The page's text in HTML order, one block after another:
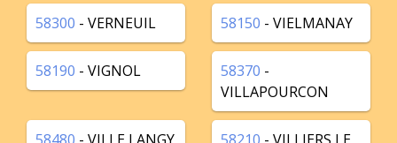
58300 - VERNEUIL 58150 - VIELMANAY
58190 - VIGNOL 58370 -
VILLAPOURCON